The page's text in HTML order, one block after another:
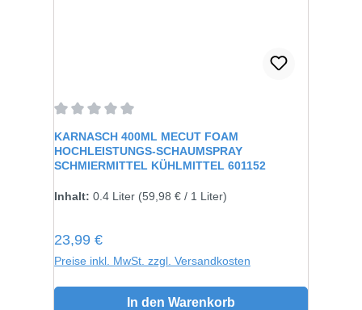
KARNASCH 400ML MECUT FOAM
HOCHLEISTUNGS-SCHAUMSPRAY
SCHMIERMITTEL KÜHLMITTEL 601152
Inhalt: 0.4 Liter (59,98 € / 1 Liter)
Regulärer Preis:
23,99 €
Preise inkl. MwSt. zzgl. Versandkosten
In den Warenkorb